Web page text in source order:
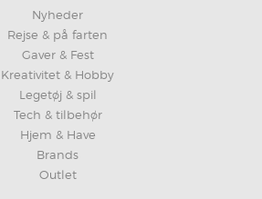
Nyheder
Rejse & på farten
Gaver & Fest
Kreativitet & Hobby
Legetøj & spil
Tech & tilbehør
Hjem & Have
Brands
Outlet